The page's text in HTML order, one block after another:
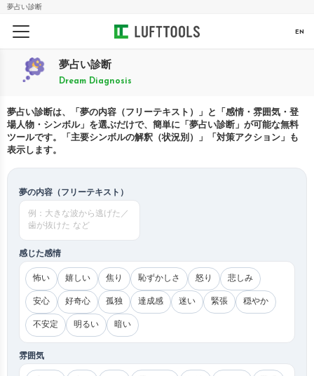
夢占い診断
EN
夢占い診断
Dream Diagnosis
夢占い診断は、「夢の内容（フリーテキスト）」と「感情・雰囲気・登
場人物・シンボル」を選ぶだけで、簡単に「夢占い診断」が可能な無料
ツールです。「主要シンボルの解釈（状況別）」「対策アクション」も
表示します。
夢の内容（フリーテキスト）
感じた感情
怖い 嬉しい 焦り 恥ずかしさ 怒り 悲しみ
安心 好奇心 孤独 達成感 迷い 緊張 穏やか
不安定 明るい 暗い
雰囲気